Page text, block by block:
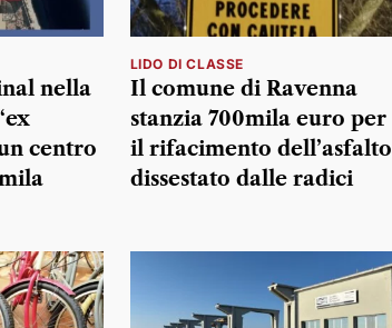
nella
centro
LIDO DI CLASSE
Il comune di Ravenna
stanzia 700mila euro per
il rifacimento dell’asfalto
dissestato dalle radici